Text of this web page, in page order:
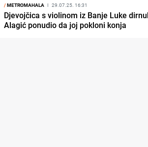
/METROMAHALA I 29.07.25. 16:31
Djevojčica s violinom iz Banje Luke
Alagić ponudio da joj pokloni konja